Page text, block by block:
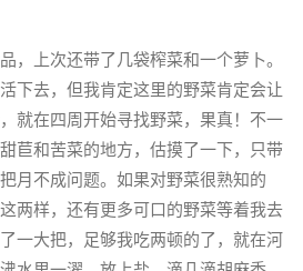
，上次还带了几袋榨菜和一个萝卜。
下去，但我肯定这里的野菜肯定会让
就在四周开始寻找野菜，果真！不一
苣和苦菜的地方，估摸了一下，只带
月不成问题。如果对野菜很熟知的
两样，还有更多可口的野菜等着我去
一大把，足够我吃两顿的了，就在河